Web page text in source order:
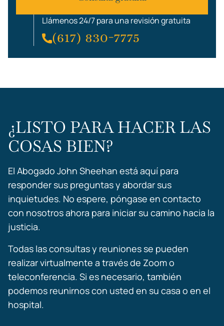
Llámenos 24/7 para una revisión gratuita
(617) 830-7775
¿LISTO PARA HACER LAS
COSAS BIEN?
El Abogado John Sheehan está aquí para
responder sus preguntas y abordar sus
inquietudes. No espere, póngase en contacto
con nosotros ahora para iniciar su camino hacia la
justicia.
Todas las consultas y reuniones se pueden
realizar virtualmente a través de Zoom o
teleconferencia. Si es necesario, también
podemos reunirnos con usted en su casa o en el
hospital.